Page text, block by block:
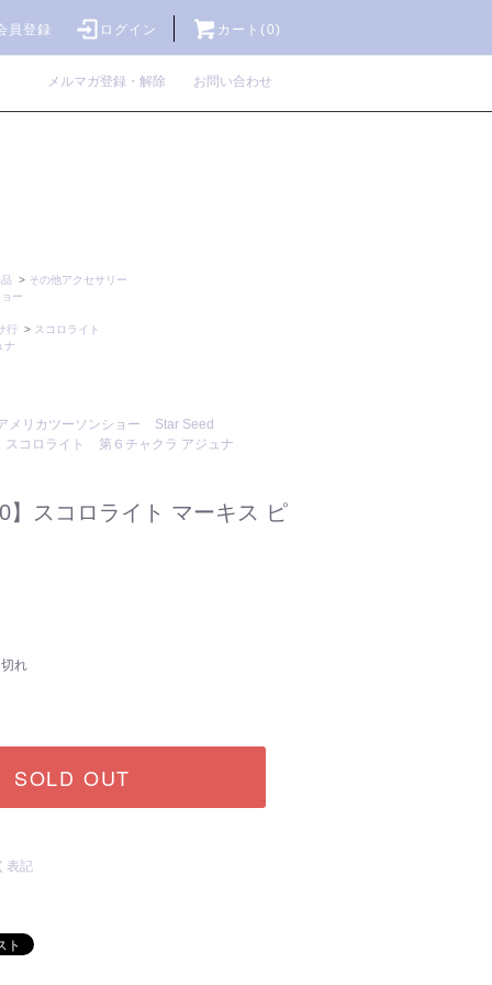
員登録 ログイン カート(0)
メルマガ登録・解除 お問い合わせ
> その他アクセサリー
ー
行 > スコロライト
ナ
メリカツーソンショー
Star Seed
スコロライト
第６チャクラ アジュナ
】スコロライト マーキス ピ
れ
SOLD OUT
表記